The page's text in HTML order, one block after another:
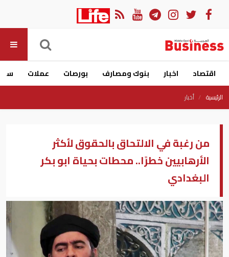
اقتصاد اخبار بنوك ومصارف بورصات عملات
الرئيسية أخبار
من رغبة في الالتحاق بالحقوق لأكثر
الأرهابيين خطرًا.. محطات بحياة ابو بكر
البغدادي